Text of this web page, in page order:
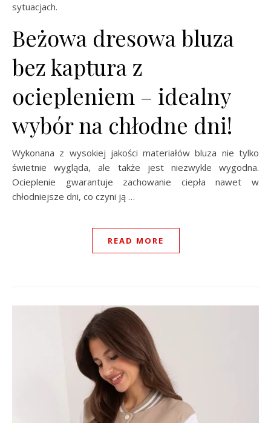
sytuacjach.
Beżowa dresowa bluza
bez kaptura z
ociepleniem – idealny
wybór na chłodne dni!
Wykonana z wysokiej jakości materiałów bluza nie tylko
świetnie wygląda, ale także jest niezwykle wygodna.
Ocieplenie gwarantuje zachowanie ciepła nawet w
chłodniejsze dni, co czyni ją …
READ MORE